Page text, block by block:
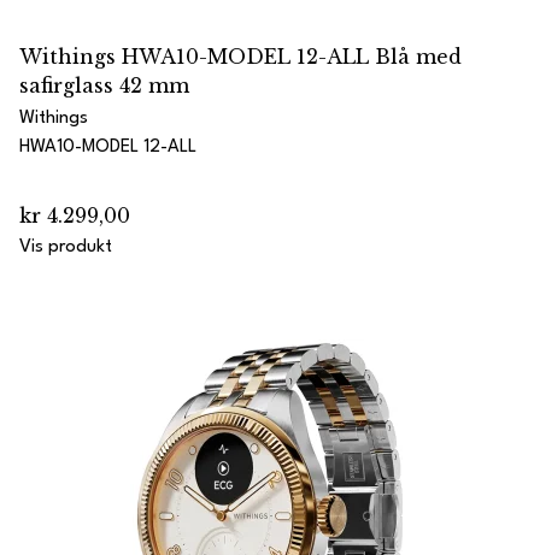
Withings HWA10-MODEL 12-ALL Blå med
safirglass 42 mm
Withings
HWA10-MODEL 12-ALL
kr 4.299,00
Vis produkt